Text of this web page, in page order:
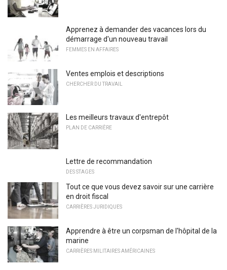
Apprenez à demander des vacances lors du
démarrage d'un nouveau travail
FEMMES EN AFFAIRES
Ventes emplois et descriptions
CHERCHER DU TRAVAIL
Les meilleurs travaux d'entrepôt
PLAN DE CARRIÈRE
Lettre de recommandation
DES STAGES
Tout ce que vous devez savoir sur une carrière
en droit fiscal
CARRIÈRES JURIDIQUES
Apprendre à être un corpsman de l'hôpital de la
marine
CARRIÈRES MILITAIRES AMÉRICAINES